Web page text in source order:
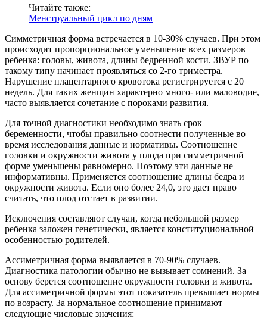
Читайте также:
Менструальный цикл по дням
Симметричная форма встречается в 10-30% случаев. При этом
происходит пропорциональное уменьшение всех размеров
ребенка: головы, живота, длины бедренной кости. ЗВУР по
такому типу начинает проявляться со 2-го триместра.
Нарушение плацентарного кровотока регистрируется с 20
недель. Для таких женщин характерно много- или маловодие,
часто выявляется сочетание с пороками развития.
Для точной диагностики необходимо знать срок
беременности, чтобы правильно соотнести полученные во
время исследования данные и нормативы. Соотношение
головки и окружности живота у плода при симметричной
форме уменьшены равномерно. Поэтому эти данные не
информативны. Применяется соотношение длины бедра и
окружности живота. Если оно более 24,0, это дает право
считать, что плод отстает в развитии.
Исключения составляют случаи, когда небольшой размер
ребенка заложен генетически, является конституциональной
особенностью родителей.
Ассиметричная форма выявляется в 70-90% случаев.
Диагностика патологии обычно не вызывает сомнений. За
основу берется соотношение окружности головки и живота.
Для ассиметричной формы этот показатель превышает нормы
по возрасту. За нормальное соотношение принимают
следующие числовые значения: